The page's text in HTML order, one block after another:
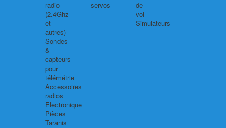
radio
(2.4Ghz
et
autres)
Sondes
&
capteurs
pour
télémétrie
Accessoires
radios
Electronique
Pièces
Taranis
servos
de
vol
Simulateurs